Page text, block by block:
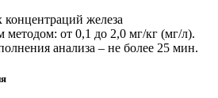
железа
методом: от 0,1 до 2,0 мг/кг (мг/л).
анализа – не более 25 мин.